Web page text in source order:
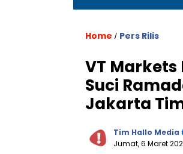
Home / Pers Rilis
VT
Suci
Jakarta
Tim Hallo Media
Jumat, 6 Maret